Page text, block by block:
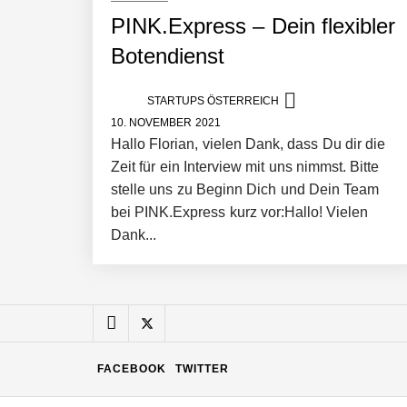
PINK.Express – Dein flexibler
Botendienst
STARTUPS ÖSTERREICH
10. NOVEMBER 2021
Hallo Florian, vielen Dank, dass Du dir die
Zeit für ein Interview mit uns nimmst. Bitte
stelle uns zu Beginn Dich und Dein Team
bei PINK.Express kurz vor:Hallo! Vielen
Dank...
Manuel Messner von Mazing
Mazing: Verwandelt statische 2D-
Büroabenteuer Haas im Employer
Büroabenteuer Haas: Michelle
FACEBOOK TWITTER